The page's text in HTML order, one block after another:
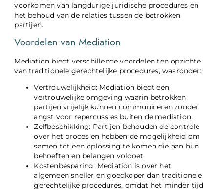
voorkomen van langdurige juridische procedures en
het behoud van de relaties tussen de betrokken
partijen.
Voordelen van Mediation
Mediation biedt verschillende voordelen ten opzichte
van traditionele gerechtelijke procedures, waaronder:
Vertrouwelijkheid: Mediation biedt een
vertrouwelijke omgeving waarin betrokken
partijen vrijelijk kunnen communiceren zonder
angst voor repercussies buiten de mediation.
Zelfbeschikking: Partijen behouden de controle
over het proces en hebben de mogelijkheid om
samen tot een oplossing te komen die aan hun
behoeften en belangen voldoet.
Kostenbesparing: Mediation is over het
algemeen sneller en goedkoper dan traditionele
gerechtelijke procedures, omdat het minder tijd